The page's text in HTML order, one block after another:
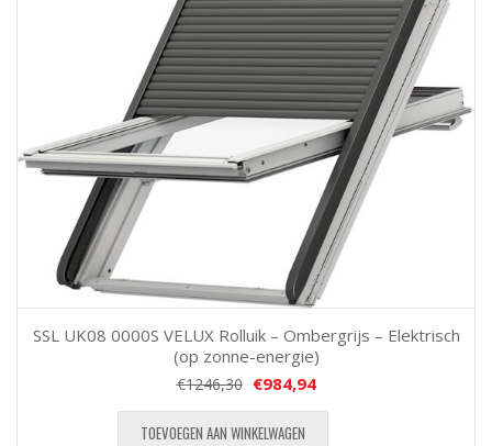
SSL UK08 0000S VELUX Rolluik – Ombergrijs – Elektrisch
(op zonne-energie)
€1246,30 €984,94
TOEVOEGEN AAN WINKELWAGEN